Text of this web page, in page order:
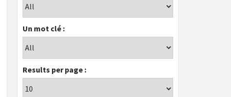
Un mot clé :
Results per page :